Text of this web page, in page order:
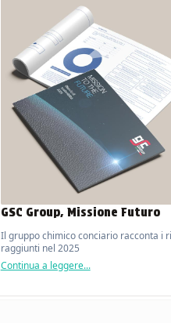
GSC Group, Missione Futuro
Il gruppo chimico conciario racconta i
raggiunti nel 2025
Continua a leggere...